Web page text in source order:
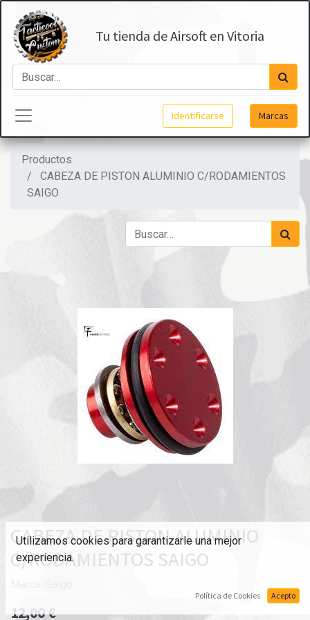
Tu tienda de Airsoft en Vitoria
Identificarse Marcas
Productos
CABEZA DE PISTON ALUMINIO C/RODAMIENTOS
SAIGO
CABEZA DE PISTON ALUMINIO
C/RODAMIENTOS SAIGO
12,00€
Utilizamos cookies para garantizarle una mejor
experiencia.
Política de Cookies Acepto